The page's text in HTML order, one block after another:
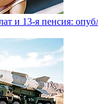
и 13-я пенсия: